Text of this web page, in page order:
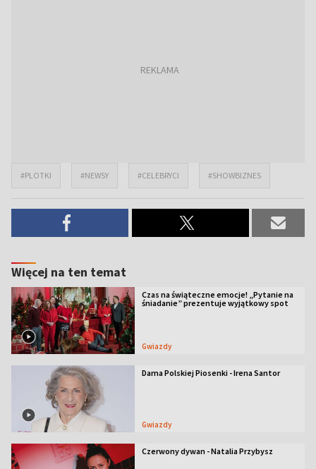
#PLOTKI #NEWSY #CELEBRYCI #SHOWBIZNES
Więcej na ten temat
Czas na świąteczne emocje! „Pytanie na
śniadanie” prezentuje wyjątkowy spot
Gwiazdy
Dama Polskiej Piosenki - Irena Santor
Gwiazdy
Czerwony dywan - Natalia Przybysz